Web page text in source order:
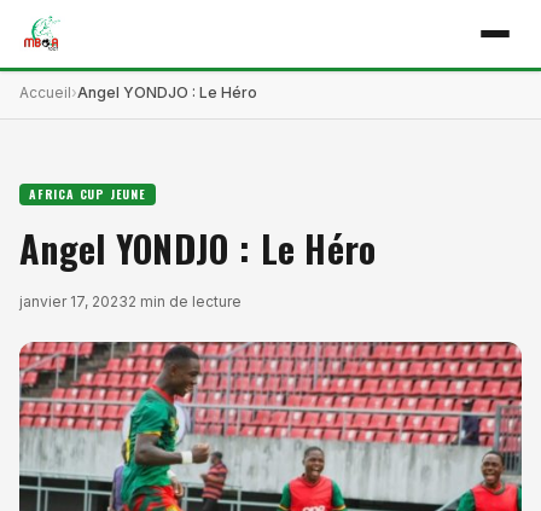
Accueil Angel YONDJO : Le Héro
AFRICA CUP JEUNE
Angel YONDJO : Le Héro
janvier 17, 20232 min de lecture